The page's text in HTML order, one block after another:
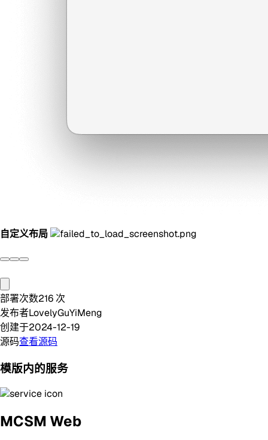
自定义布局
部署次数216 次
发布者LovelyGuYiMeng
创建于2024-12-19
源码查看源码
模版内的服务
MCSM Web